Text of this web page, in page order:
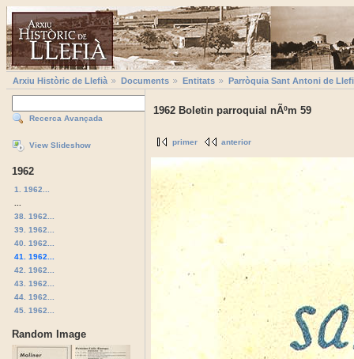
Arxiu Històric de Llefià Documents Entitats Parròquia Sant Antoni de
Recerca Avançada
View Slideshow
1962
1. 1962...
38. 1962...
39. 1962...
40. 1962...
41. 1962...
42. 1962...
43. 1962...
44. 1962...
45. 1962...
Random Image
1962 Boletin parroquial nÃºm 59
primer anterior